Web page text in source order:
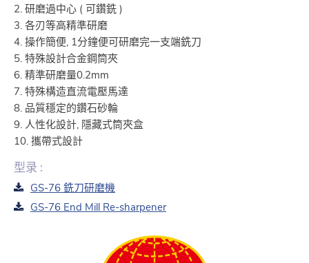
2. 研磨過中心 ( 可鑽銑 )
3. 各刃等高精準研磨
4. 操作簡便, 1分鐘便可研磨完一支端銑刀
5. 特殊設計合金鋼筒夾
6. 精準研磨量0.2mm
7. 特殊構造直流電壓馬達
8. 品質穩定的鑽石砂輪
9. 人性化設計, 隱藏式筒夾盒
10. 攜帶式設計
型录 :
GS-76 銑刀研磨機
GS-76 End Mill Re-sharpener